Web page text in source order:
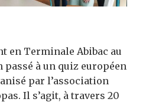
en Terminale Abibac au
à un quiz européen
par l’association
Il s’agit, à travers 20